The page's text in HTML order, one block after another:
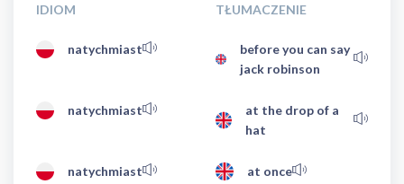
IDIOM TŁUMACZENIE
natychmiast
before you can say
jack robinson
natychmiast
at the drop of a
hat
natychmiast at once